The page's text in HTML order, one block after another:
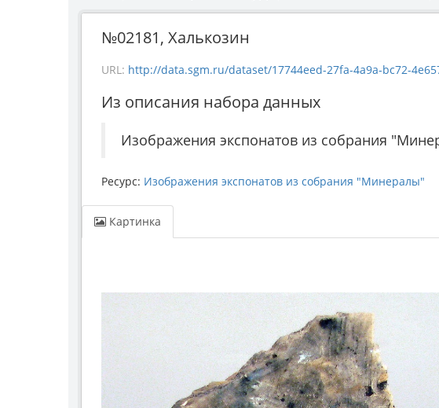
№02181, Халькозин
URL: http://data.sgm.ru/dataset/17744eed-27fa-4a9a-bc72-
Из описания набора данных
Изображения экспонатов из собрания
Ресурс: Изображения экспонатов из собрания "Минералы"
Картинка